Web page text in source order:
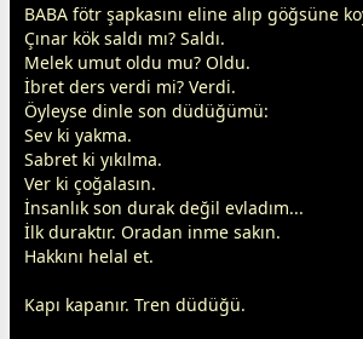
BABA fötr şapkasını eline alıp göğsüne
Çınar kök saldı mı? Saldı.
Melek umut oldu mu? Oldu.
İbret ders verdi mi? Verdi.
Öyleyse dinle son düdüğümü:
Sev ki yakma.
Sabret ki yıkılma.
Ver ki çoğalasın.
İnsanlık son durak değil evladım...
İlk duraktır. Oradan inme sakın.
Hakkını helal et.
Kapı kapanır. Tren düdüğü.